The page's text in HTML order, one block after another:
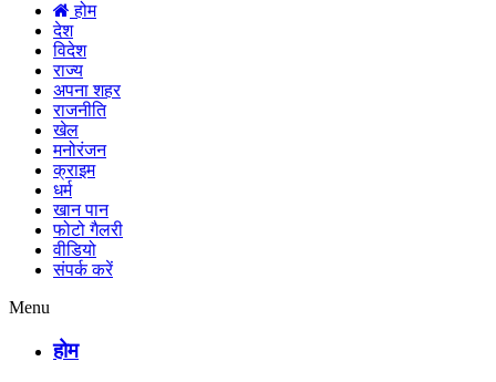
होम
देश
विदेश
राज्य
अपना शहर
राजनीति
खेल
मनोरंजन
क्राइम
धर्म
खान पान
फोटो गैलरी
वीडियो
संपर्क करें
Menu
होम